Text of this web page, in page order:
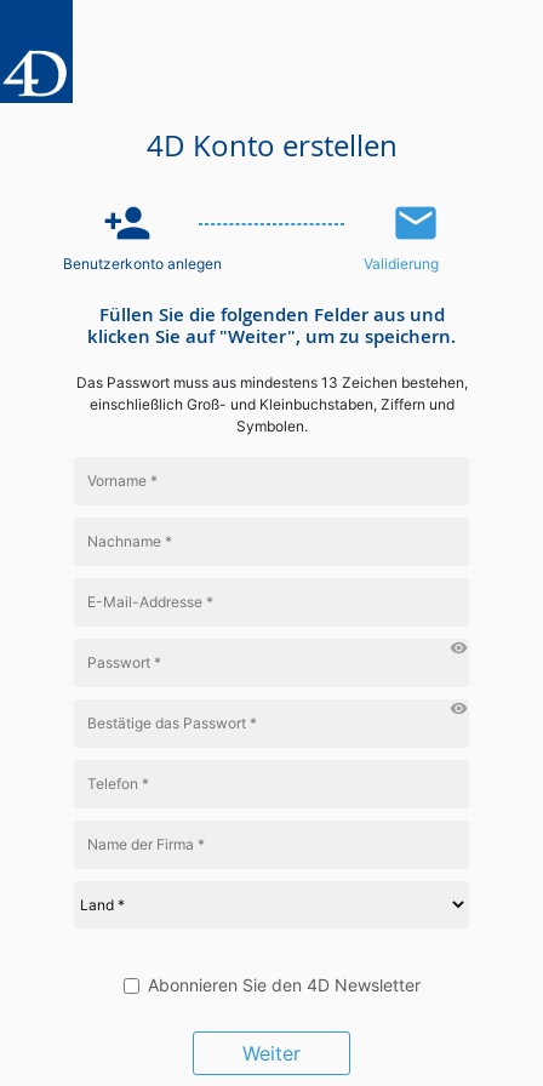
4D Konto erstellen
person_add email
Benutzerkonto anlegen Validierung
Füllen Sie die folgenden Felder aus und
klicken Sie auf "Weiter", um zu speichern.
Das Passwort muss aus mindestens 13 Zeichen bestehen,
einschließlich Groß- und Kleinbuchstaben, Ziffern und
Symbolen.
visibility
visibility
Abonnieren Sie den 4D Newsletter
Weiter